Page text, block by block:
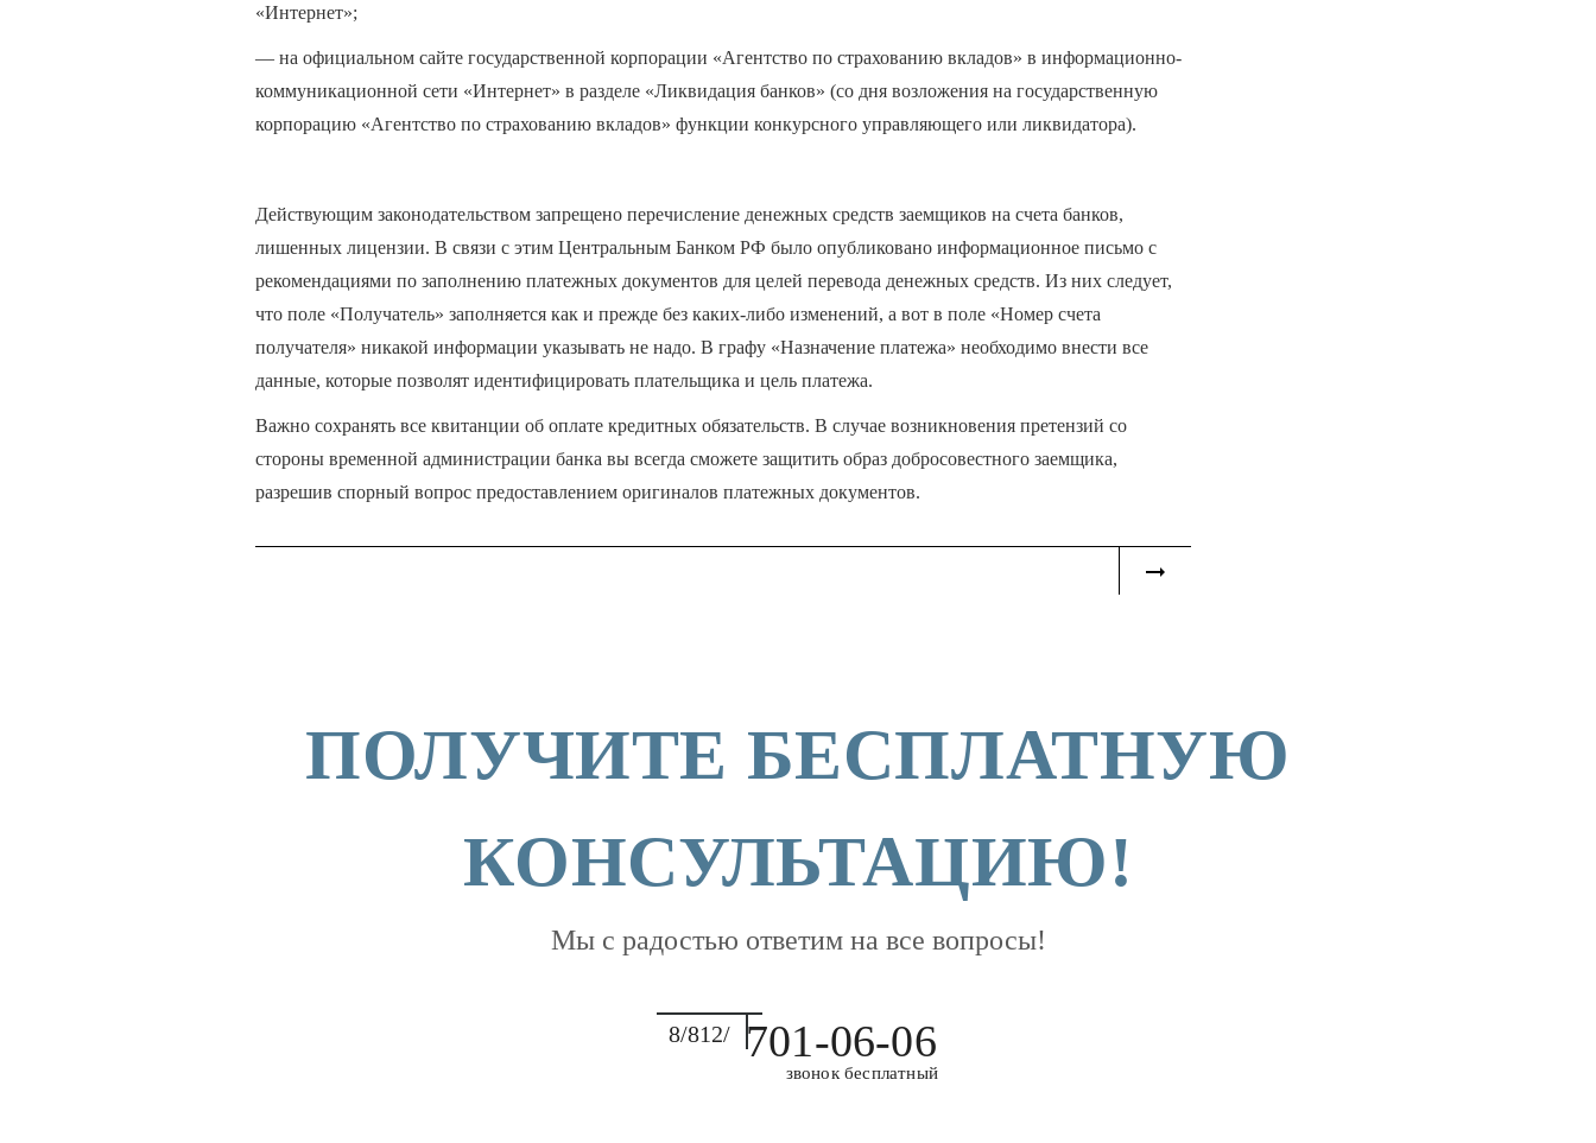
«Интернет»;
— на официальном сайте государственной корпорации «Агентство по страхованию вкладов» в информационно-
коммуникационной сети «Интернет» в разделе «Ликвидация банков» (со дня возложения на государственную
корпорацию «Агентство по страхованию вкладов» функции конкурсного управляющего или ликвидатора).
Действующим законодательством запрещено перечисление денежных средств заемщиков на счета банков,
лишенных лицензии. В связи с этим Центральным Банком РФ было опубликовано информационное письмо с
рекомендациями по заполнению платежных документов для целей перевода денежных средств. Из них следует,
что поле «Получатель» заполняется как и прежде без каких-либо изменений, а вот в поле «Номер счета
получателя» никакой информации указывать не надо. В графу «Назначение платежа» необходимо внести все
данные, которые позволят идентифицировать плательщика и цель платежа.
Важно сохранять все квитанции об оплате кредитных обязательств. В случае возникновения претензий со
стороны временной администрации банка вы всегда сможете защитить образ добросовестного заемщика,
разрешив спорный вопрос предоставлением оригиналов платежных документов.
ПОЛУЧИТЕ БЕСПЛАТНУЮ
КОНСУЛЬТАЦИЮ!
Мы с радостью ответим на все вопросы!
8/812/ 701-06-06
звонок бесплатный